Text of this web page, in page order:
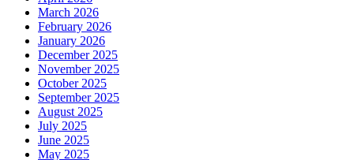
March 2026
February 2026
January 2026
December 2025
November 2025
October 2025
September 2025
August 2025
July 2025
June 2025
May 2025